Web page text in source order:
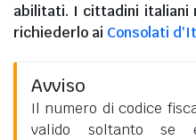
abilitati. I cittadini italiani
richiederlo ai Consolati
Avviso
Il numero di codice
valido soltanto se